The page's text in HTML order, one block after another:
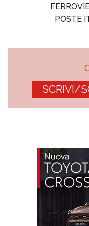
POSTE
SCRIVI/